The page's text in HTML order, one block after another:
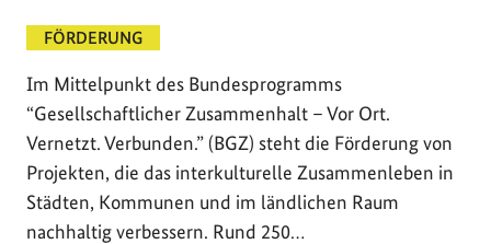
FÖRDERUNG
Im Mittelpunkt des Bundesprogramms
“Gesellschaftlicher Zusammenhalt – Vor Ort.
Vernetzt. Verbunden.” (BGZ) steht die Förderung von
Projekten, die das interkulturelle Zusammenleben in
Städten, Kommunen und im ländlichen Raum
nachhaltig verbessern. Rund 250…